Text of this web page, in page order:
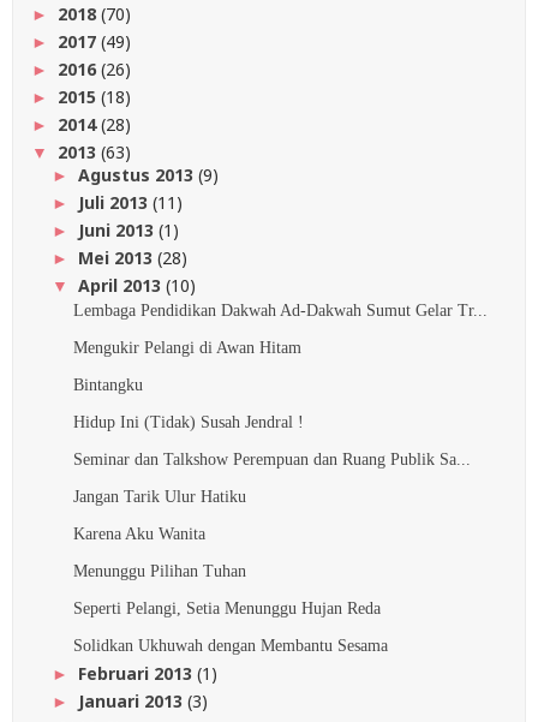
► 2018 (70)
► 2017 (49)
► 2016(26)
► 2015 (18)
► 2014(28)
▼ 2013 (63)
► Agustus 2013 (9)
► Juli 2013 (11)
► Juni 2013 (1)
► Mei 2013 (28)
▼ April 2013 (10)
Lembaga Pendidikan Dakwah Ad-Dakwah Sumut Gelar Tr...
Mengukir Pelangi di Awan Hitam
Bintangku
Hidup Ini (Tidak) Susah Jendral !
Seminar dan Talkshow Perempuan dan Ruang Publik Sa...
Jangan Tarik Ulur Hatiku
Karena Aku Wanita
Menunggu Pilihan Tuhan
Seperti Pelangi, Setia Menunggu Hujan Reda
Solidkan Ukhuwah dengan Membantu Sesama
► Februari 2013 (1)
► Januari 2013 (3)